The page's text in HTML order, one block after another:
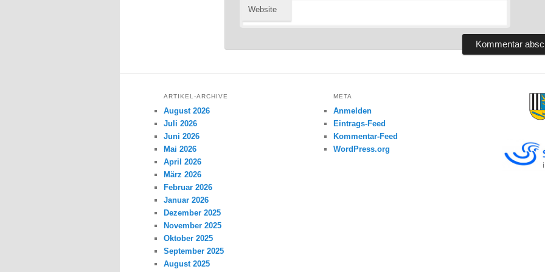
Website
ARTIKEL-ARCHIVE
August 2026
Juli 2026
Juni 2026
Mai 2026
April 2026
März 2026
Februar 2026
Januar 2026
Dezember 2025
November 2025
Oktober 2025
September 2025
August 2025
META
Anmelden
Eintrags-Feed
Kommentar-Feed
WordPress.org